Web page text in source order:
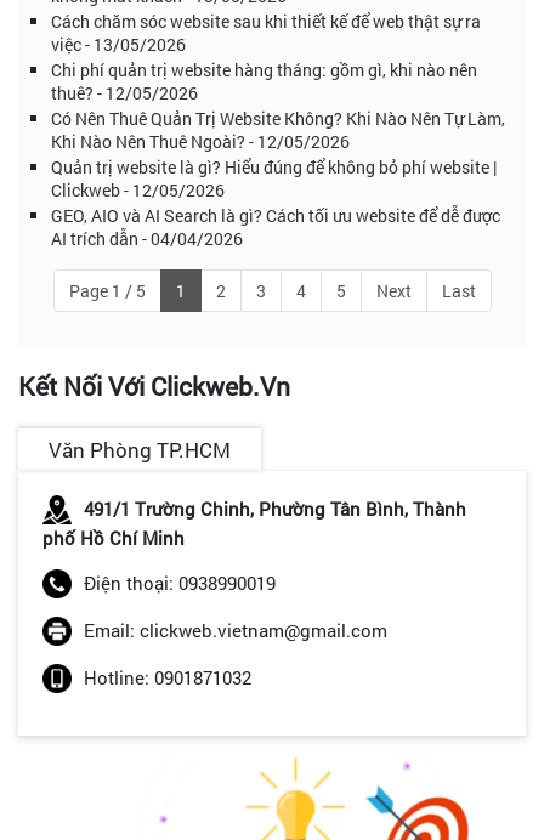
Cách chăm sóc website sau khi thiết kế để web thật sự ra
việc - 13/05/2026
Chi phí quản trị website hàng tháng: gồm gì, khi nào nên
thuê? - 12/05/2026
Có Nên Thuê Quản Trị Website Không? Khi Nào Nên Tự Làm,
Khi Nào Nên Thuê Ngoài? - 12/05/2026
Quản trị website là gì? Hiểu đúng để không bỏ phí website |
Clickweb - 12/05/2026
GEO, AIO và AI Search là gì? Cách tối ưu website để dễ được
AI trích dẫn - 04/04/2026
Page 1 / 5 1 2 3 4 5 Next Last
Kết Nối Với Clickweb.vn
Văn Phòng TP.HCM
491/1 Trường Chinh, Phường Tân Bình, Thành
phố Hồ Chí Minh
Điện thoại: 0938990019
Email: clickweb.vietnam@gmail.com
Hotline: 0901871032